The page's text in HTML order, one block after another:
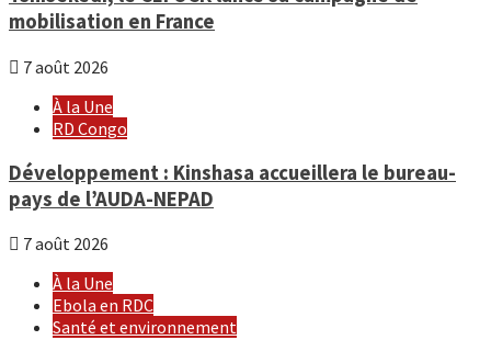
mobilisation en France
7 août 2026
À la Une
RD Congo
Développement : Kinshasa accueillera le bureau-
pays de l’AUDA-NEPAD
7 août 2026
À la Une
Ebola en RDC
Santé et environnement